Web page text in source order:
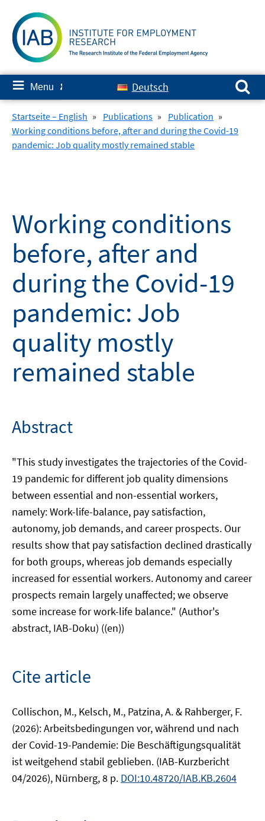
content
≡ Menu ✘ Deutsch
Search for:
Startseite – English » Publications » Publication »
Working conditions before, after and during the Covid-19
pandemic: Job quality mostly remained stable
Working conditions
before, after and
during the Covid-19
pandemic: Job
quality mostly
remained stable
Abstract
"This study investigates the trajectories of the Covid-
19 pandemic for different job quality dimensions
between essential and non-essential workers,
namely: Work-life-balance, pay satisfaction,
autonomy, job demands, and career prospects. Our
results show that pay satisfaction declined drastically
for both groups, whereas job demands especially
increased for essential workers. Autonomy and career
prospects remain largely unaffected; we observe
some increase for work-life balance." (Author's
abstract, IAB-Doku) ((en))
Cite article
Collischon, M., Kelsch, M., Patzina, A. & Rahberger, F.
(2026): Arbeitsbedingungen vor, während und nach
der Covid-19-Pandemie: Die Beschäftigungsqualität
ist weitgehend stabil geblieben. (IAB-Kurzbericht
04/2026), Nürnberg, 8 p. DOI:10.48720/IAB.KB.2604